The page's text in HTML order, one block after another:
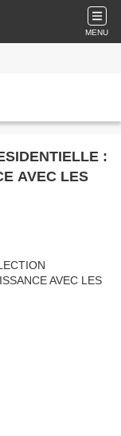
MENU
:
AVEC LES